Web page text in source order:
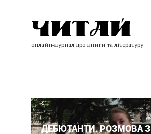
онлайн-журнал про книги та літературу
ДЕБЮТАНТИ. РОЗМОВА З